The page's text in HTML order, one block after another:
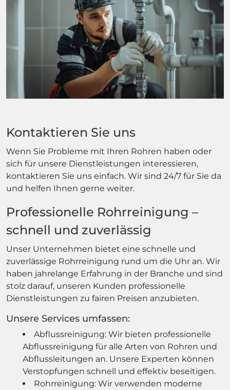
Kontaktieren Sie uns
Wenn Sie Probleme mit Ihren Rohren haben oder
sich für unsere Dienstleistungen interessieren,
kontaktieren Sie uns einfach. Wir sind 24/7 für Sie da
und helfen Ihnen gerne weiter.
Professionelle Rohrreinigung –
schnell und zuverlässig
Unser Unternehmen bietet eine schnelle und
zuverlässige Rohrreinigung rund um die Uhr an. Wir
haben jahrelange Erfahrung in der Branche und sind
stolz darauf, unseren Kunden professionelle
Dienstleistungen zu fairen Preisen anzubieten.
Unsere Services umfassen:
Abflussreinigung: Wir bieten professionelle
Abflussreinigung für alle Arten von Rohren und
Abflussleitungen an. Unsere Experten können
Verstopfungen schnell und effektiv beseitigen.
Rohrreinigung: Wir verwenden moderne